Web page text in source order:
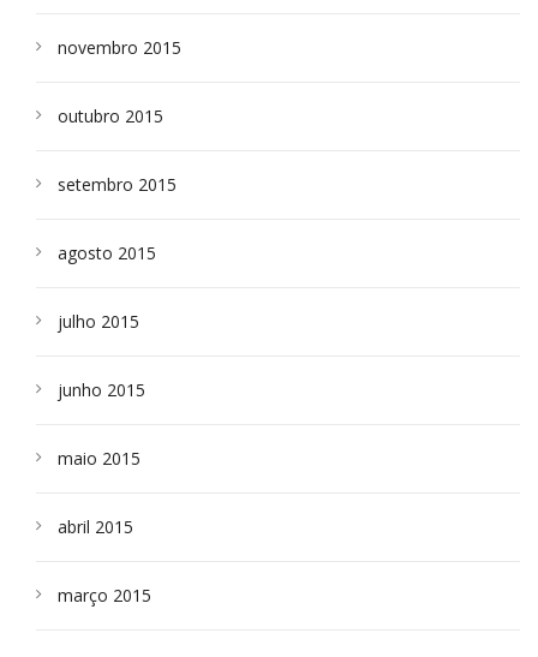
novembro 2015
outubro 2015
setembro 2015
agosto 2015
julho 2015
junho 2015
maio 2015
abril 2015
março 2015